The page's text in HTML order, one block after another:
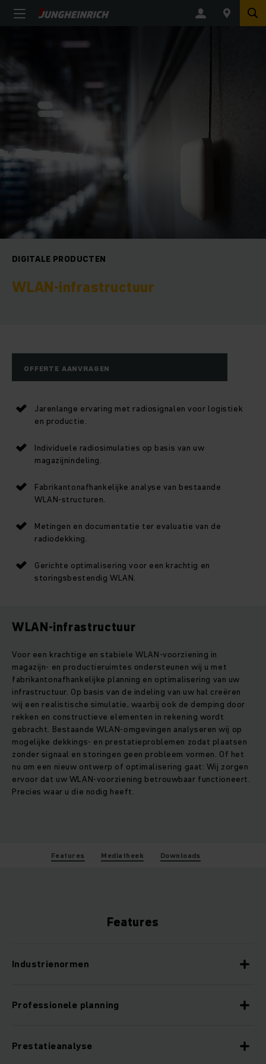
DIGITALE PRODUCTEN
WLAN-infrastructuur
OFFERTE AANVRAGEN
Jarenlange ervaring met radiosignalen voor logistiek
en productie.
Individuele radiosimulaties op basis van uw
magazijnindeling.
Fabrikantonafhankelijke analyse van bestaande
WLAN-structuren.
Metingen en documentatie ter evaluatie van de
radiodekking.
Gerichte optimalisering voor een krachtig en
storingsbestendig WLAN.
WLAN-infrastructuur
Voor een krachtige en stabiele WLAN-voorziening in
magazijn- en productieruimtes ondersteunen wij u met
fabrikantonafhankelijke planning en optimalisering van uw
infrastructuur. Op basis van de indeling van uw hal creëren
wij een realistische simulatie, waarbij ook de demping door
rekken en constructieve elementen in rekening wordt
gebracht. Bestaande WLAN-omgevingen analyseren wij op
mogelijke dekkings- en prestatieproblemen zodat plaatsen
zonder signaal en storingen geen probleem vormen. Of het
nu om een nieuw ontwerp of optimalisering gaat: Wij zorgen
ervoor dat uw WLAN-voorziening betrouwbaar functioneert.
Precies waar u die nodig heeft.
Features Mediatheek Downloads
Features
Industrienormen
Professionele planning
Prestatieanalyse